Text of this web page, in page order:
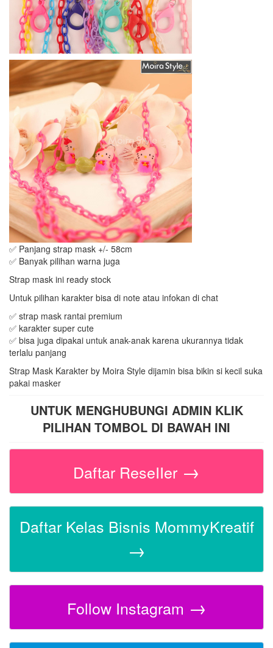
✅ Panjang strap mask +/- 58cm
✅ Banyak pilihan warna juga
Strap mask ini ready stock
Untuk pilihan karakter bisa di note atau infokan di chat
✅ strap mask rantai premium
✅ karakter super cute
✅ bisa juga dipakai untuk anak-anak karena ukurannya tidak
terlalu panjang
Strap Mask Karakter by Moira Style dijamin bisa bikin si kecil suka
pakai masker
UNTUK MENGHUBUNGI ADMIN KLIK
PILIHAN TOMBOL DI BAWAH INI
Daftar ReseIIer →
Daftar Kelas Bisnis MommyKreatif
→
Follow Instagram →